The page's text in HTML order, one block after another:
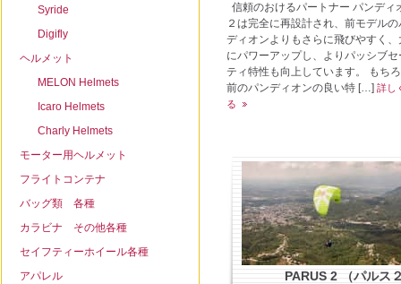
Syride
Digifly
ヘルメット
MELON Helmets
Icaro Helmets
Charly Helmets
モーター用ヘルメット
フライトコンテナ
バッグ類 各種
カラビナ その他各種
セイフティーホイール各種
アパレル
信頼のおけるパートナー パンディ
２は完全に再設計され、前モデルの
ディオンよりもさらに飛びやすく、
にパワーアップし、よりパッシブセ
ティ特性も向上しています。 もち
前のパンディオンの良い特 […] 詳し
る
PARUS 2 （パルス